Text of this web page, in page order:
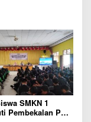
SMKN 1
Pembekalan PKL,